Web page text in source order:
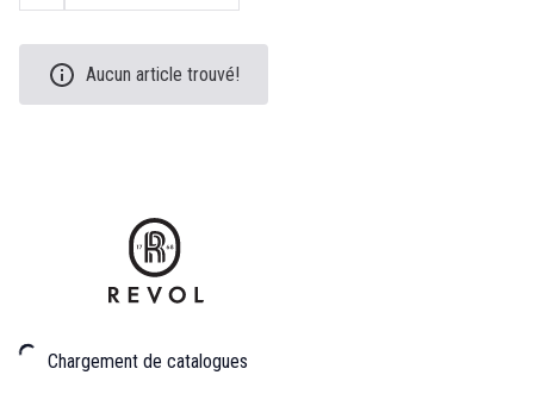
Aucun article trouvé!
Chargement de catalogues